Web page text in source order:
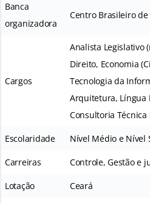
Banca
organizadora
Centro Brasileiro de
Cargos
Analista Legislativo
Direito, Economia
Tecnologia da
Arquitetura, Língua
Consultoria
Escolaridade Nível Médio e Nível
Carreiras Controle, Gestão e
Lotação Ceará